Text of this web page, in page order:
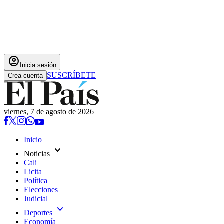
account_circle Inicia sesión
Crea cuenta SUSCRÍBETE
viernes, 7 de agosto de 2026
Inicio
Noticias expand_more
Cali
Licita
Política
Elecciones
Judicial
Deportes expand_more
Economía